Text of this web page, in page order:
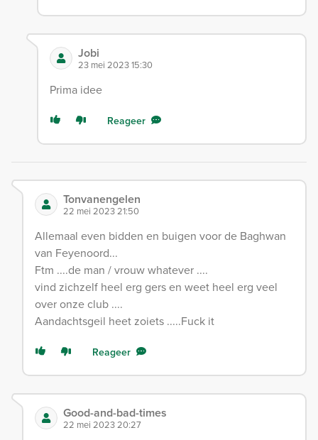
Jobi
23 mei 2023 15:30
Prima idee
Reageer
Tonvanengelen
22 mei 2023 21:50
Allemaal even bidden en buigen voor de Baghwan
van Feyenoord...
Ftm ....de man / vrouw whatever ....
vind zichzelf heel erg gers en weet heel erg veel
over onze club ....
Aandachtsgeil heet zoiets .....Fuck it
Reageer
Good-and-bad-times
22 mei 2023 20:27